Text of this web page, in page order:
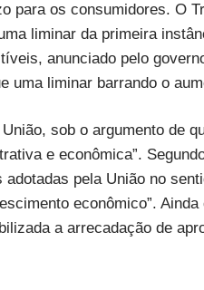
para os consumidores. O
liminar da primeira
anunciado pelo
uma liminar barrando o
sob o argumento de
e econômica”.
pela União no
econômico”.
a arrecadação de